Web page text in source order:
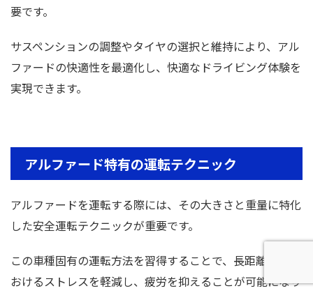
要です。
サスペンションの調整やタイヤの選択と維持により、アル
ファードの快適性を最適化し、快適なドライビング体験を
実現できます。
アルファード特有の運転テクニック
アルファードを運転する際には、その大きさと重量に特化
した安全運転テクニックが重要です。
この車種固有の運転方法を習得することで、長距離運転に
おけるストレスを軽減し、疲労を抑えることが可能になり